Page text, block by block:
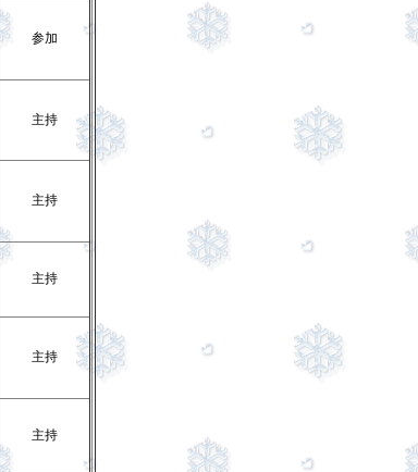
参加
主持
主持
主持
主持
主持